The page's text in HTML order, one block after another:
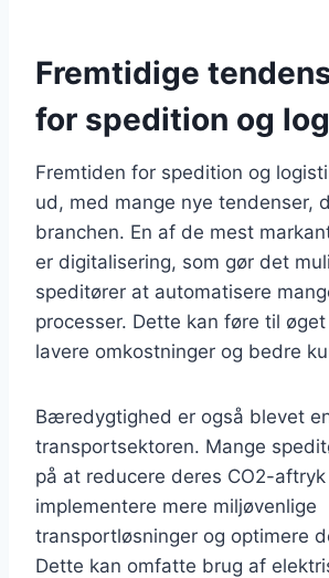
Fremtidige
for spedition og
Fremtiden for spedition og
ud, med mange nye tendenser,
branchen. En af de mest
er digitalisering, som gør det
speditører at automatisere
processer. Dette kan føre til
lavere omkostninger og bedre
Bæredygtighed er også blevet
transportsektoren. Mange
på at reducere deres CO2-
implementere mere miljøvenlige
transportløsninger og optimere
Dette kan omfatte brug af